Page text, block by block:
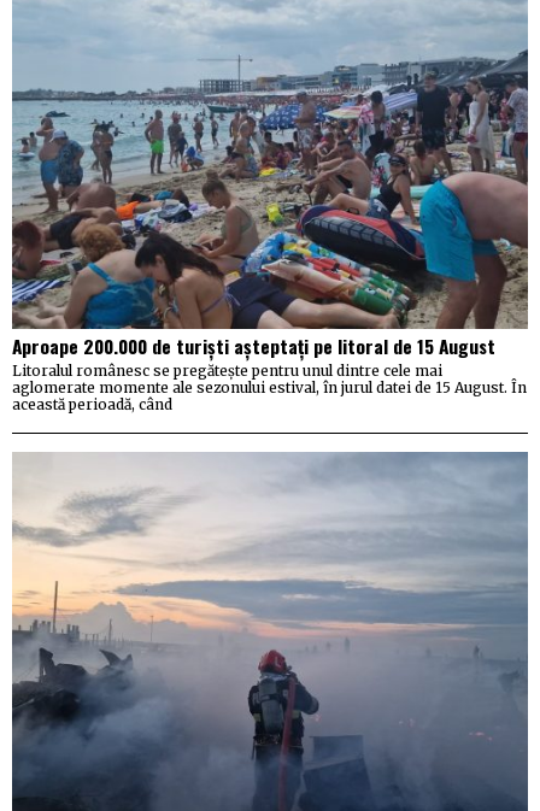
Aproape 200.000 de turiști așteptați pe litoral de 15 August
Litoralul românesc se pregătește pentru unul dintre cele mai
aglomerate momente ale sezonului estival, în jurul datei de 15 August. În
această perioadă, când